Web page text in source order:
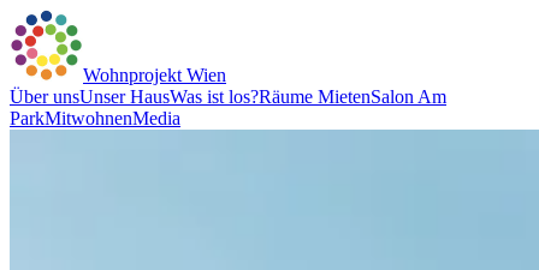
Wohnprojekt Wien
Über unsUnser HausWas ist los?Räume MietenSalon Am
ParkMitwohnenMedia